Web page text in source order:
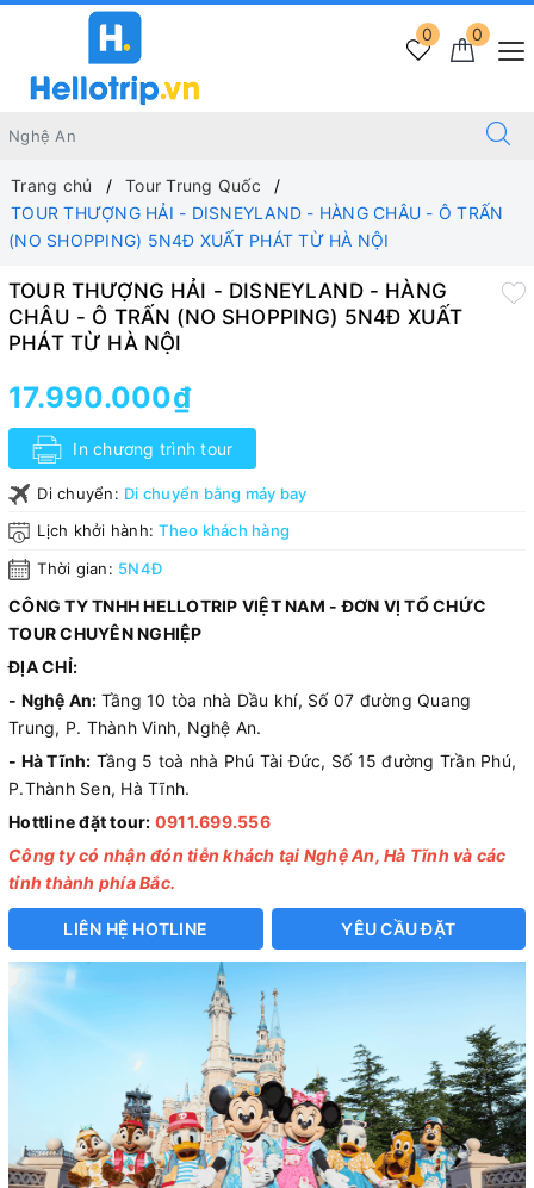
0
0
Trang chủ
Tour Trung Quốc
TOUR THƯỢNG HẢI - DISNEYLAND - HÀNG CHÂU - Ô TRẤN
(NO SHOPPING) 5N4Đ XUẤT PHÁT TỪ HÀ NỘI
TOUR THƯỢNG HẢI - DISNEYLAND - HÀNG
CHÂU - Ô TRẤN (NO SHOPPING) 5N4Đ XUẤT
PHÁT TỪ HÀ NỘI
17.990.000₫
In chương trình tour
Di chuyển: Di chuyển bằng máy bay
Lịch khởi hành:Theo khách hàng
Thời gian: 5N4Đ
CÔNG TY TNHH HELLOTRIP VIỆT NAM - ĐƠN VỊ TỔ CHỨC
TOUR CHUYÊN NGHIỆP
ĐỊA CHỈ:
- Nghệ An: Tầng 10 tòa nhà Dầu khí, Số 07 đường Quang
Trung, P. Thành Vinh, Nghệ An.
- Hà Tĩnh: Tầng 5 toà nhà Phú Tài Đức, Số 15 đường Trần Phú,
P.Thành Sen, Hà Tĩnh.
Hottline đặt tour: 0911.699.556
Công ty có nhận đón tiễn khách tại Nghệ An, Hà Tĩnh và các
tỉnh thành phía Bắc.
LIÊN HỆ HOTLINE YÊU CẦU ĐẶT